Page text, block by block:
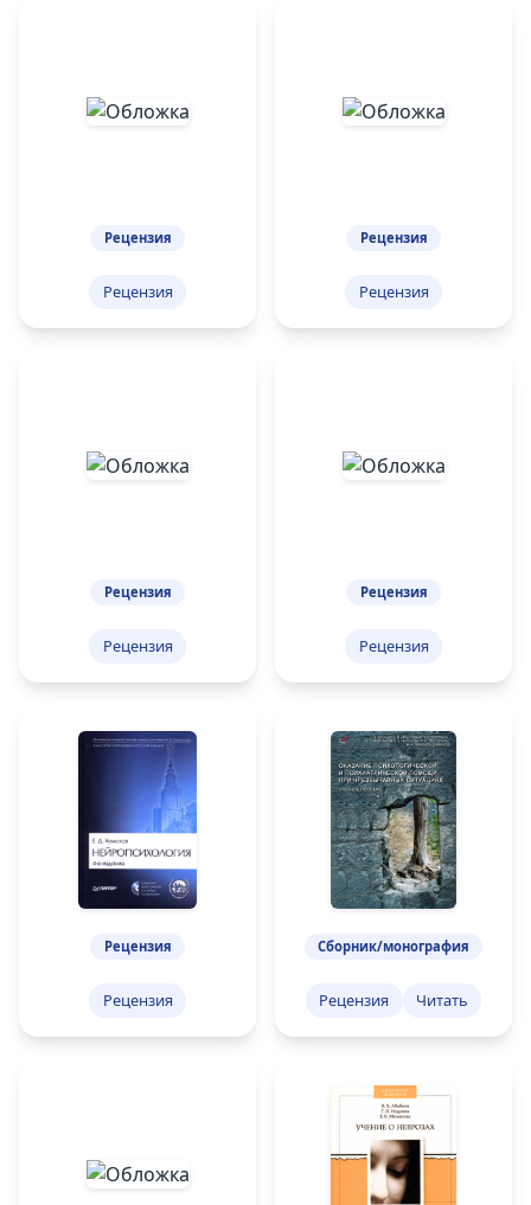
Рецензия
Рецензия
Рецензия
Рецензия
Рецензия
Рецензия
Рецензия
Рецензия
Рецензия
Рецензия
Сборник/монография
Рецензия Читать